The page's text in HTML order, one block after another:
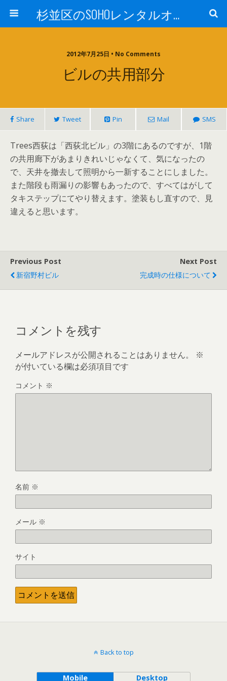
杉並区のSOHOレンタルオフィスTrees西荻
2012年7月25日 • No Comments
ビルの共用部分
Share Tweet Pin Mail SMS
Trees西荻は「西荻北ビル」の3階にあるのですが、1階
の共用廊下があまりきれいじゃなくて、気になったの
で、天井を撤去して照明から一新することにしました。
また階段も雨漏りの影響もあったので、すべてはがして
タキステップにてやり替えます。塗装もし直すので、見
違えると思います。
Previous Post
新宿野村ビル
Next Post
完成時の仕様について
コメントを残す
メールアドレスが公開されることはありません。
※
が付いている欄は必須項目です
コメント ※
名前 ※
メール ※
サイト
Back to top
Mobile Desktop